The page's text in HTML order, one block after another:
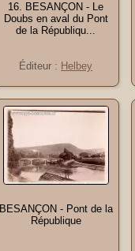
16. BESANÇON - Le
Doubs en aval du Pont
de la Républiqu...
Éditeur : Helbey
BESANÇON - Pont de la
République